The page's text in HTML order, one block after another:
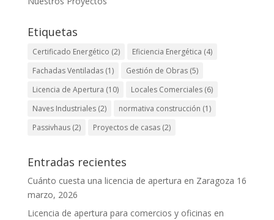
Etiquetas
Certificado Energético (2) Eficiencia Energética (4)
Fachadas Ventiladas(1) Gestión de Obras(5)
Licencia de Apertura (10) Locales Comerciales(6)
Naves Industriales(2) normativa construcción (1)
Passivhaus(2) Proyectos de casas(2)
Entradas recientes
Cuánto cuesta una licencia de apertura en Zaragoza 16
marzo, 2026
Licencia de apertura para comercios y oficinas en